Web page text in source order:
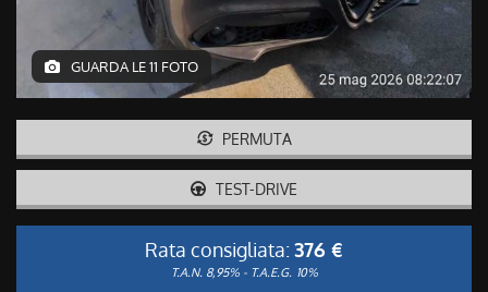
GUARDA LE 11 FOTO
PERMUTA
TEST-DRIVE
Rata consigliata: 376 €
T.A.N. 8,95% - T.A.E.G. 10%